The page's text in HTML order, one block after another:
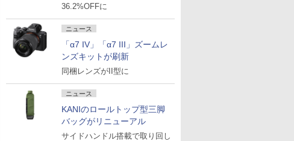
36.2%OFFに
ニュース
「α7 IV」「α7 III」ズームレ
ンズキットが刷新
同梱レンズがII型に
ニュース
KANIのロールトップ型三脚
バッグがリニューアル
サイドハンドル搭載で取り回し